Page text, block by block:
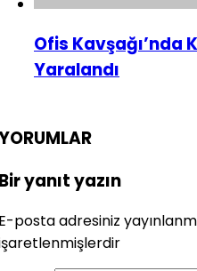
Ofis Kavşağı’nda
Yaralandı
yanıt yazın
posta adresiniz